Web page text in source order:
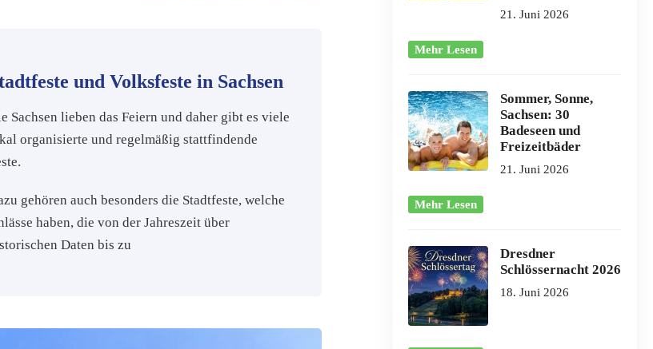
und Volksfeste in Sachsen
Sachsen lieben das Feiern und daher gibt es viele
organisierte und regelmäßig stattfindende
gehören auch besonders die Stadtfeste, welche
haben, die von der Jahreszeit über
Daten bis zu
21. Juni 2026
Mehr Lesen
Sommer, Sonne,
Sachsen: 30
Badeseen und
Freizeitbäder
21. Juni 2026
Mehr Lesen
Dresdner
Schlössernacht 2026
18. Juni 2026